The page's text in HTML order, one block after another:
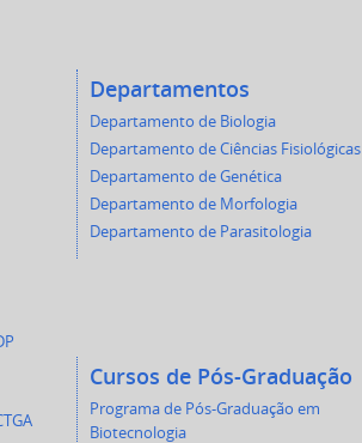
Departamentos
Departamento de Biologia
Departamento de Ciências Fisiológicas
Departamento de Genética
Departamento de Morfologia
Departamento de Parasitologia
Cursos de Pós-Graduação
Programa de Pós-Graduação em
Biotecnologia